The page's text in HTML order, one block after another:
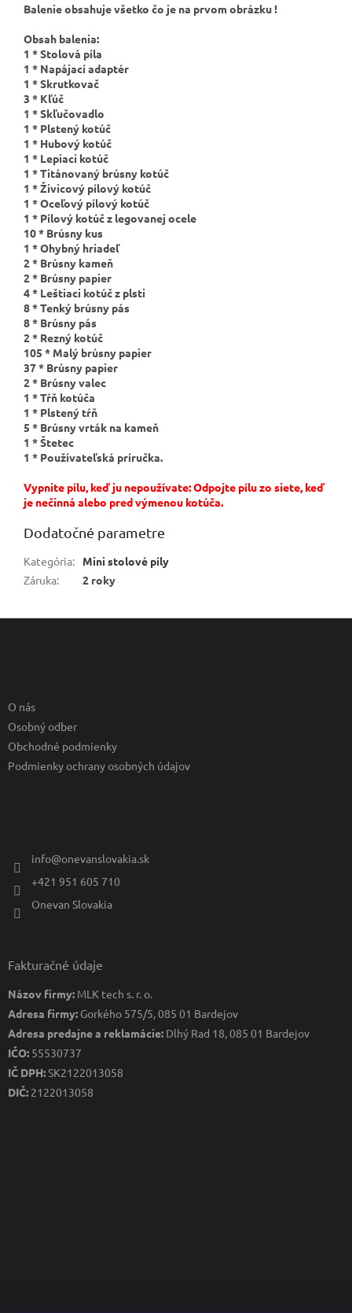
Balenie obsahuje všetko čo je na prvom obrázku !
Obsah balenia:
1 * Stolová píla
1 * Napájací adaptér
1 * Skrutkovač
3 * Kľúč
1 * Skľučovadlo
1 * Plstený kotúč
1 * Hubový kotúč
1 * Lepiaci kotúč
1 * Titánovaný brúsny kotúč
1 * Živicový pílový kotúč
1 * Oceľový pílový kotúč
1 * Pílový kotúč z legovanej ocele
10 * Brúsny kus
1 * Ohybný hriadeľ
2 * Brúsny kameň
2 * Brúsny papier
4 * Leštiaci kotúč z plsti
8 * Tenký brúsny pás
8 * Brúsny pás
2 * Rezný kotúč
105 * Malý brúsny papier
37 * Brúsny papier
2 * Brúsny valec
1 * Tŕň kotúča
1 * Plstený tŕň
5 * Brúsny vrták na kameň
1 * Štetec
1 * Používateľská príručka.
Vypnite pílu, keď ju nepoužívate: Odpojte pílu zo siete, keď
je nečinná alebo pred výmenou kotúča.
Dodatočné parametre
Kategória:
Mini stolové píly
Záruka: 2 roky
Z
O nás
Osobný odber
Obchodné podmienky
Podmienky ochrany osobných údajov
info@onevanslovakia.sk
+421 951 605 710
Onevan Slovakia
Fakturačné údaje
Názov firmy: MLK tech s. r. o.
Adresa firmy: Gorkého 575/5, 085 01 Bardejov
Adresa predajne a reklamácie: Dlhý Rad 18, 085 01 Bardejov
IČO: 55530737
IČ DPH:SK2122013058
DIČ: 2122013058